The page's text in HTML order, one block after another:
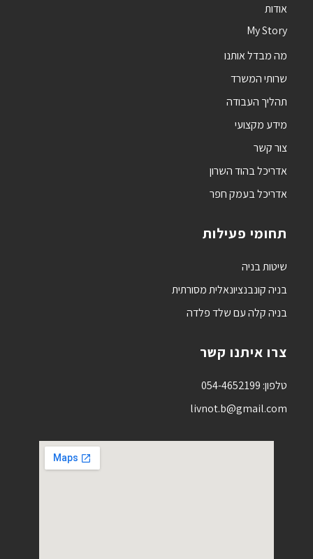
אודות
My Story
מה מבדל אותנו
שרותי המשרד
תהליך העבודה
מידע מקצועי
צור קשר
אדריכל בהוד השרון
אדריכל בעמק חפר
תחומי פעילות
שיטות בניה
בניה קונבנציונאלית מסורתית
בניה קלה עם שלד פלדה
צרו איתנו קשר
טלפון: 054-4652199‏‎
livnot.b@gmail.com